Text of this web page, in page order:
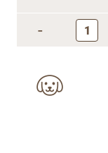
-